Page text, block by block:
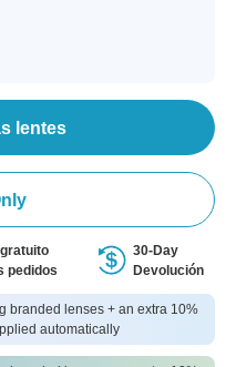
lentes
pedidos
30-Day
Devolución
branded lenses + an extra 10%
automatically